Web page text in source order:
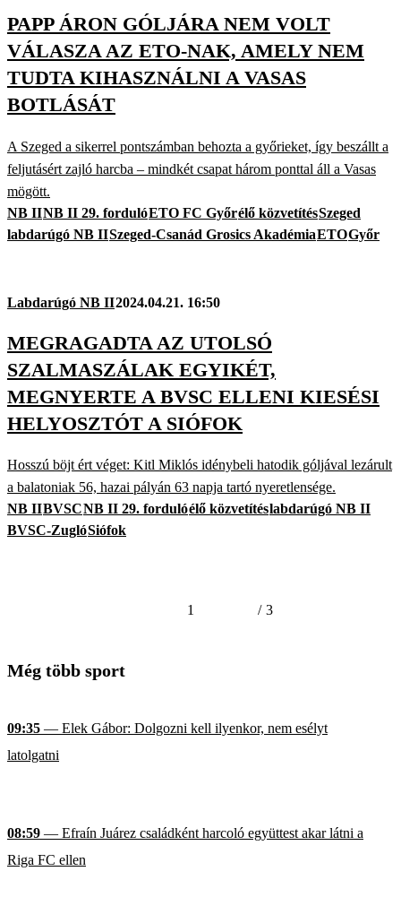
PAPP ÁRON GÓLJÁRA NEM VOLT
VÁLASZA AZ ETO-NAK, AMELY NEM
TUDTA KIHASZNÁLNI A VASAS
BOTLÁSÁT
A Szeged a sikerrel pontszámban behozta a győrieket, így beszállt a
feljutásért zajló harcba – mindkét csapat három ponttal áll a Vasas
mögött.
NB IINB II 29. fordulóETO FC Győrélő közvetítésSzeged
labdarúgó NB IISzeged-Csanád Grosics AkadémiaETOGyőr
Labdarúgó NB II2024.04.21. 16:50
MEGRAGADTA AZ UTOLSÓ
SZALMASZÁLAK EGYIKÉT,
MEGNYERTE A BVSC ELLENI KIESÉSI
HELYOSZTÓT A SIÓFOK
Hosszú böjt ért véget: Kitl Miklós idénybeli hatodik góljával lezárult
a balatoniak 56, hazai pályán 63 napja tartó nyeretlensége.
NB IIBVSCNB II 29. fordulóélő közvetítéslabdarúgó NB II
BVSC-ZuglóSiófok
1 / 3
Még több sport
09:35 — Elek Gábor: Dolgozni kell ilyenkor, nem esélyt
latolgatni
08:59 — Efraín Juárez családként harcoló együttest akar látni a
Riga FC ellen